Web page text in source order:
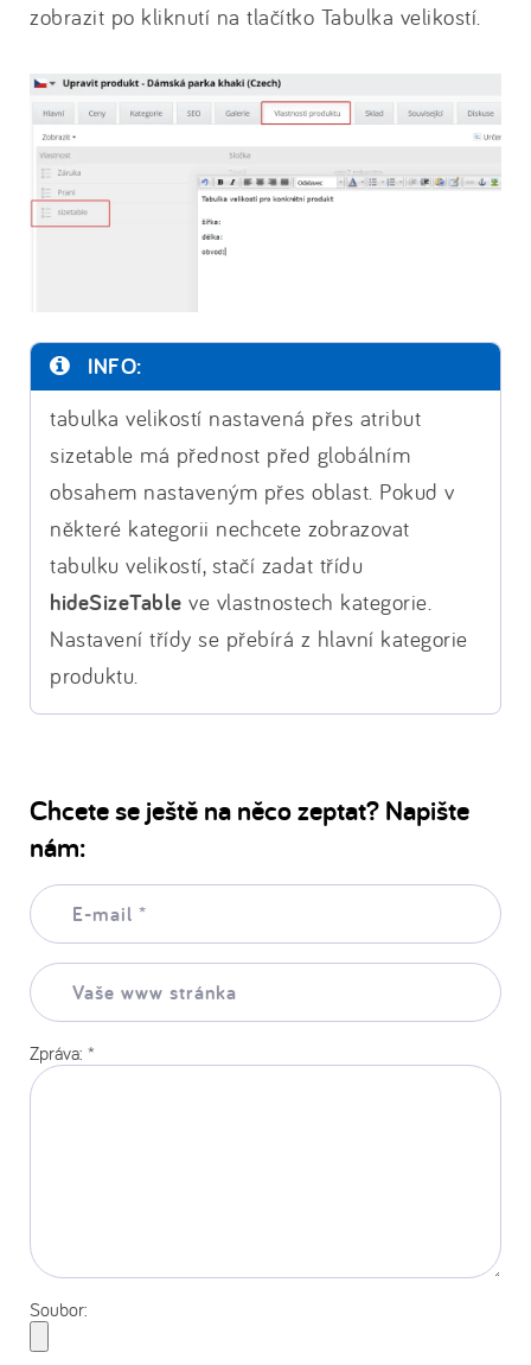
zobrazit po kliknutí na tlačítko Tabulka velikostí.
INFO:
tabulka velikostí nastavená přes atribut
sizetable má přednost před globálním
obsahem nastaveným přes oblast. Pokud v
některé kategorii nechcete zobrazovat
tabulku velikostí, stačí zadat třídu
hideSizeTable ve vlastnostech kategorie.
Nastavení třídy se přebírá z hlavní kategorie
produktu.
Chcete se ještě na něco zeptat? Napište
nám:
E-
mail:
Vaše
www
stránka:
Zpráva: *
Soubor: